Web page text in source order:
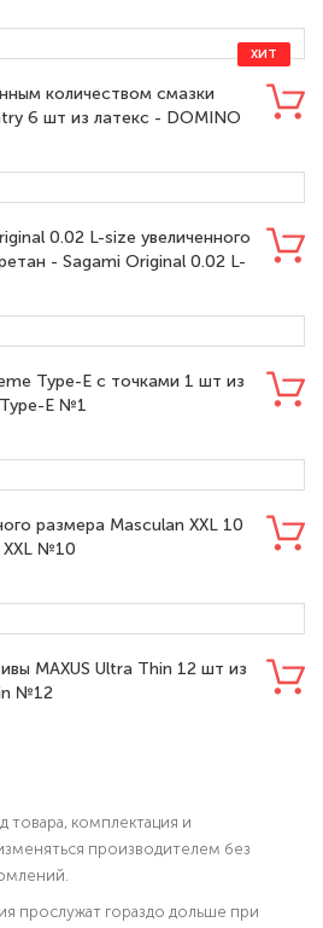
ХИТ
количеством смазки
6 шт из латекс - DOMINO
0.02 L-size увеличенного
- Sagami Original 0.02 L-
Type-E с точками 1 шт из
E №1
размера Masculan XXL 10
XXL №10
MAXUS Ultra Thin 12 шт из
№12
комплектация и
производителем без
прослужат гораздо дольше при